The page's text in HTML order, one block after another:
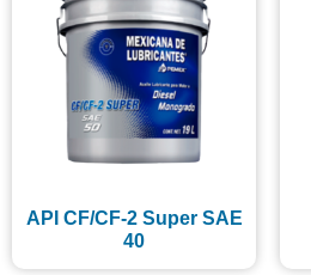
API CF/CF-2 Super SAE
40